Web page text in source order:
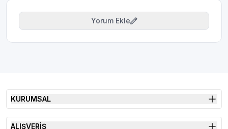
Yorum Ekle
KURUMSAL
ALIŞVERİŞ